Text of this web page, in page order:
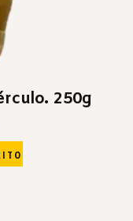
250g